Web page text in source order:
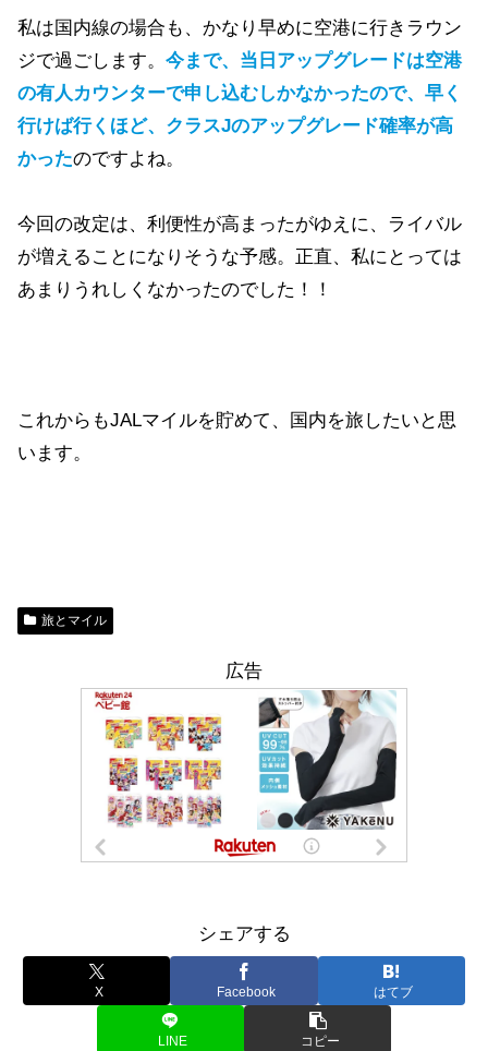
私は国内線の場合も、かなり早めに空港に行きラウン
ジで過ごします。 今まで、当日アップグレードは空港
の有人カウンターで申し込むしかなかったので、早く
行けば行くほど、クラスJのアップグレード確率が高
かったのですよね。
今回の改定は、利便性が高まったがゆえに、ライバル
が増えることになりそうな予感。正直、私にとっては
あまりうれしくなかったのでした！！
これからもJALマイルを貯めて、国内を旅したいと思
います。
旅とマイル
広告
シェアする
X Facebook はてブ
LINE コピー